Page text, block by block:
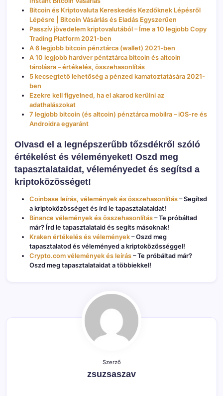
Bitcoin és Kriptovaluta Kereskedés Kezdőknek Lépésről
Lépésre | Bitcoin Vásárlás és Eladás Egyszerűen
Passzív jövedelem kriptovalutából – Íme a 10 legjobb Copy
Trading Platform 2021-ben
A 6 legjobb bitcoin pénztárca (wallet) 2021-ben
A 10 legjobb hardver péntztárca bitcoin és altcoin
tárolásra – értékelés, összehasonlítás
5 kecsegtető lehetőség a pénzed kamatoztatására 2021-
ben
Ezekre kell figyelned, ha el akarod kerülni az
adathalászokat
7 legjobb bitcoin (és altcoin) pénztárca mobilra – iOS-re és
Androidra egyaránt
Olvasd el a legnépszerűbb tőzsdékről szóló
értékelést és véleményeket! Oszd meg
tapasztalataidat, véleményedet és segítsd a
kriptoközösséget!
Coinbase leírás, vélemények és összehasonlítás – Segítsd
a kriptoközösséget és írd le tapasztalataidat!
Binance vélemények és összehasonlítás – Te próbáltad
már? Írd le tapasztalataid és segíts másoknak!
Kraken értékelés és vélemények – Oszd meg
tapasztalatod és véleményed a kriptoközösséggel!
Crypto.com vélemények és leírás – Te próbáltad már?
Oszd meg tapasztalataidat a többiekkel!
Szerző
zsuzsaszav